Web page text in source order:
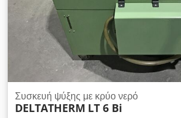
Συσκευή ψύξης με κρύο νερό
DELTATHERM LT 6 Bi